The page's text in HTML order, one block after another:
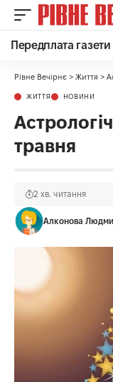
Передплата газети
Рівне Вечірнє > Життя >
ЖИТТЯ НОВИНИ
травня
Алконова
2 хв. читання